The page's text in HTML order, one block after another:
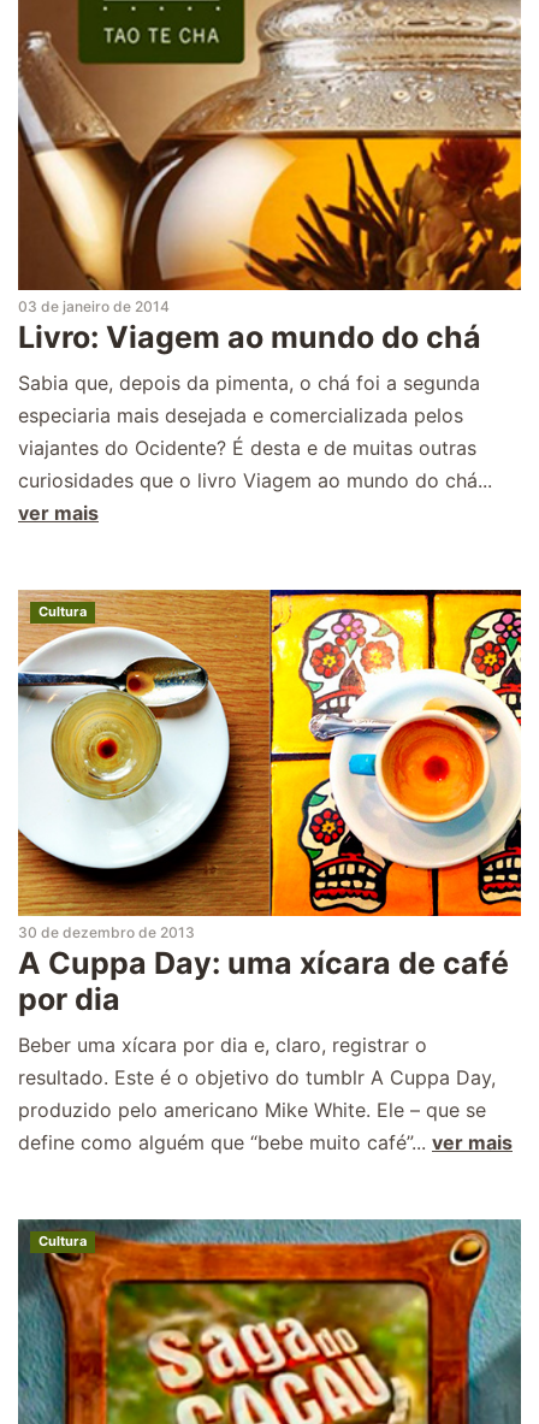
03 de janeiro de 2014
Livro: Viagem ao mundo do chá
Sabia que, depois da pimenta, o chá foi a segunda
especiaria mais desejada e comercializada pelos
viajantes do Ocidente? É desta e de muitas outras
curiosidades que o livro Viagem ao mundo do chá...
ver mais
Cultura
30 de dezembro de 2013
A Cuppa Day: uma xícara de café
por dia
Beber uma xícara por dia e, claro, registrar o
resultado. Este é o objetivo do tumblr A Cuppa Day,
produzido pelo americano Mike White. Ele – que se
define como alguém que “bebe muito café”... ver mais
Cultura